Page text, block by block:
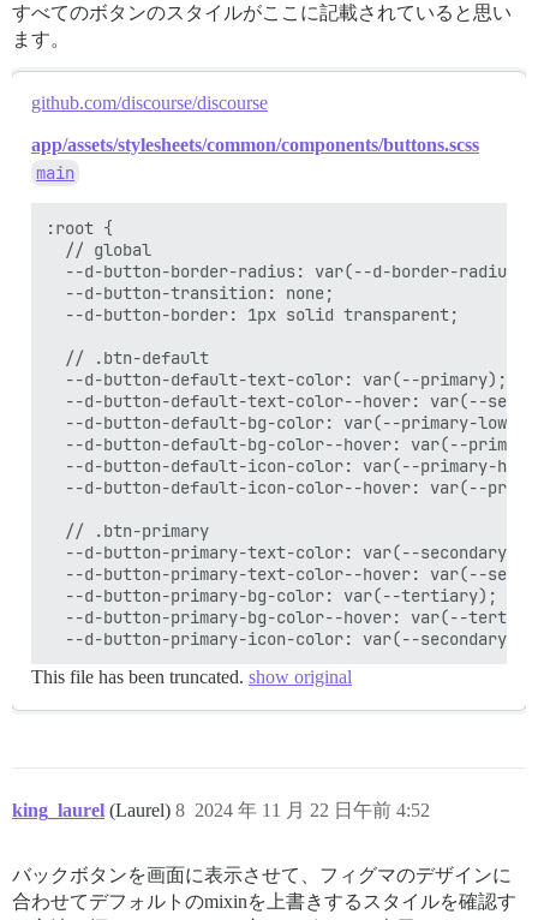
すべてのボタンのスタイルがここに記載されていると思い
ます。
github.com/discourse/discourse
app/assets/stylesheets/common/components/buttons.scss
main
:root {
  // global
  --d-button-border-radius: var(--d-border-radius);
  --d-button-transition: none;
  --d-button-border: 1px solid transparent;
  // .btn-default
  --d-button-default-text-color: var(--primary);
--d-button-default-text-color--hover: var(--
  --d-button-default-bg-color: var(--primary-low);
--d-button-default-bg-color--hover: var(--
--d-button-default-icon-color: var(--primary-
--d-button-default-icon-color--hover: var(--
  // .btn-primary
  --d-button-primary-text-color: var(--secondary);
--d-button-primary-text-color--hover: var(--
  --d-button-primary-bg-color: var(--tertiary);
--d-button-primary-bg-color--hover: var(--
This file has been truncated. show original
king_laurel (Laurel) 2024 年 11 月 22 日午前 4:52
8
バックボタンを画面に表示させて、フィグマのデザインに
合わせてデフォルトのmixinを上書きするスタイルを確認す